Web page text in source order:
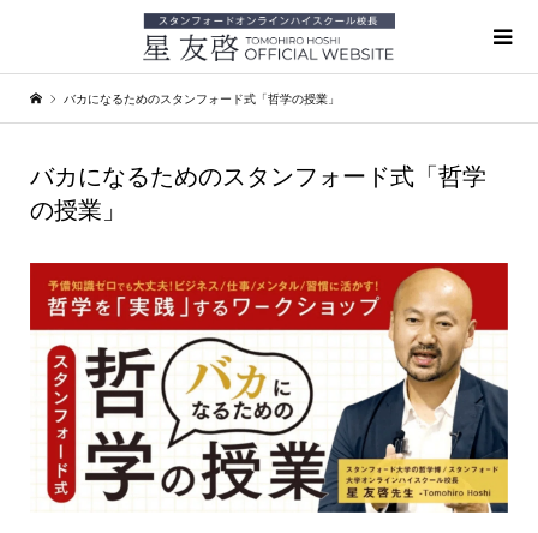
バカになるためのスタンフォード式「哲学の授業」
バカになるためのスタンフォード式「哲学
の授業」